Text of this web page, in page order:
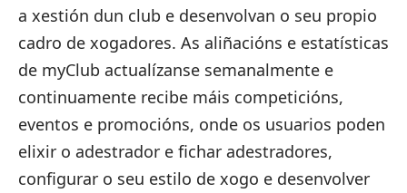
a xestión dun club e desenvolvan o seu propio
cadro de xogadores. As aliñacións e estatísticas
de myClub actualízanse semanalmente e
continuamente recibe máis competicións,
eventos e promocións, onde os usuarios poden
elixir o adestrador e fichar adestradores,
configurar o seu estilo de xogo e desenvolver